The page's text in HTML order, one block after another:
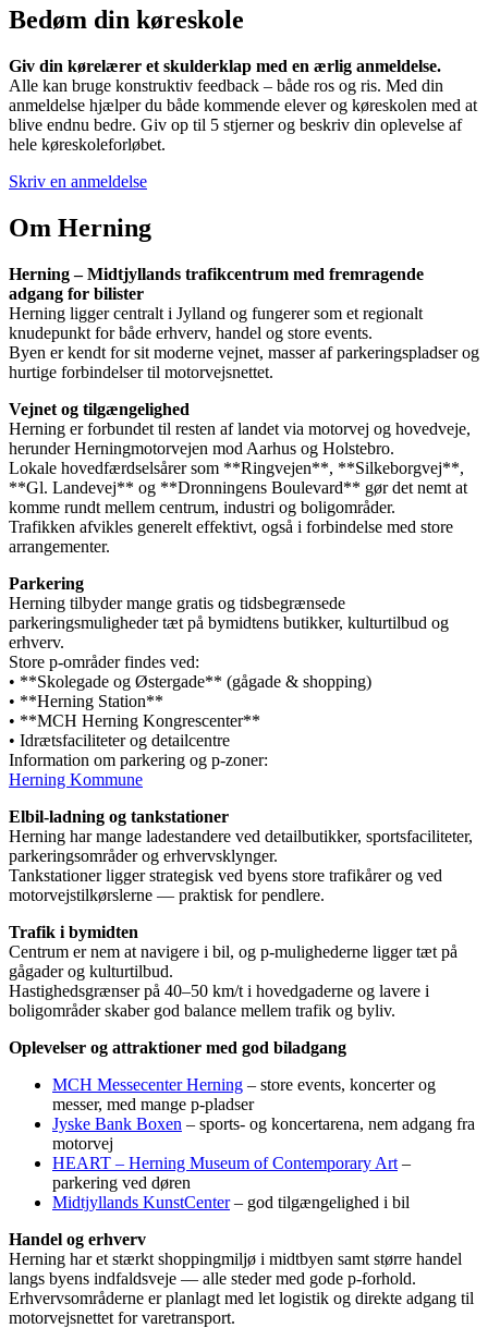
Bedøm din køreskole
Giv din kørelærer et skulderklap med en ærlig anmeldelse.
Alle kan bruge konstruktiv feedback – både ros og ris. Med din
anmeldelse hjælper du både kommende elever og køreskolen med at
blive endnu bedre. Giv op til 5 stjerner og beskriv din oplevelse af
hele køreskoleforløbet.
Skriv en anmeldelse
Om Herning
Herning – Midtjyllands trafikcentrum med fremragende
adgang for bilister
Herning ligger centralt i Jylland og fungerer som et regionalt
knudepunkt for både erhverv, handel og store events.
Byen er kendt for sit moderne vejnet, masser af parkeringspladser og
hurtige forbindelser til motorvejsnettet.
Vejnet og tilgængelighed
Herning er forbundet til resten af landet via motorvej og hovedveje,
herunder Herningmotorvejen mod Aarhus og Holstebro.
Lokale hovedfærdselsårer som **Ringvejen**, **Silkeborgvej**,
**Gl. Landevej** og **Dronningens Boulevard** gør det nemt at
komme rundt mellem centrum, industri og boligområder.
Trafikken afvikles generelt effektivt, også i forbindelse med store
arrangementer.
Parkering
Herning tilbyder mange gratis og tidsbegrænsede
parkeringsmuligheder tæt på bymidtens butikker, kulturtilbud og
erhverv.
Store p-områder findes ved:
• **Skolegade og Østergade** (gågade & shopping)
• **Herning Station**
• **MCH Herning Kongrescenter**
• Idrætsfaciliteter og detailcentre
Information om parkering og p-zoner:
Herning Kommune
Elbil-ladning og tankstationer
Herning har mange ladestandere ved detailbutikker, sportsfaciliteter,
parkeringsområder og erhvervsklynger.
Tankstationer ligger strategisk ved byens store trafikårer og ved
motorvejstilkørslerne — praktisk for pendlere.
Trafik i bymidten
Centrum er nem at navigere i bil, og p-mulighederne ligger tæt på
gågader og kulturtilbud.
Hastighedsgrænser på 40–50 km/t i hovedgaderne og lavere i
boligområder skaber god balance mellem trafik og byliv.
Oplevelser og attraktioner med god biladgang
MCH Messecenter Herning – store events, koncerter og
messer, med mange p-pladser
Jyske Bank Boxen – sports- og koncertarena, nem adgang fra
motorvej
HEART – Herning Museum of Contemporary Art –
parkering ved døren
Midtjyllands KunstCenter– god tilgængelighed i bil
Handel og erhverv
Herning har et stærkt shoppingmiljø i midtbyen samt større handel
langs byens indfaldsveje — alle steder med gode p-forhold.
Erhvervsområderne er planlagt med let logistik og direkte adgang til
motorvejsnettet for varetransport.